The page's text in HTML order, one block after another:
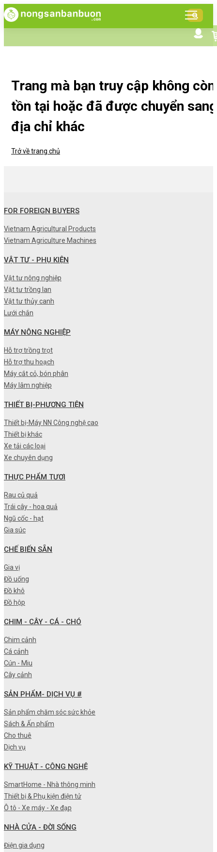
MỤC
Trang mà bạn truy cập không còn
tồn tại hoặc đã được chuyển sang
địa chỉ khác
Trở về trang chủ
FOR FOREIGN BUYERS
Vietnam Agricultural Products
Vietnam Agriculture Machines
VẬT TƯ - PHỤ KIỆN
Vật tư nông nghiệp
Vật tư trồng lan
Vật tư thủy canh
Lưới chắn
MÁY NÔNG NGHIỆP
Hỗ trợ trồng trọt
Hỗ trợ thu hoạch
Máy cắt cỏ, bón phân
Máy lâm nghiệp
THIẾT BỊ-PHƯƠNG TIỆN
Thiết bị-Máy NN Công nghệ cao
Thiết bị khác
Xe tải các loại
Xe chuyên dụng
THỰC PHẨM TƯƠI
Rau củ quả
Trái cây - hoa quả
Ngũ cốc - hạt
Gia súc
CHẾ BIẾN SẴN
Gia vị
Đồ uống
Đồ khô
Đồ hộp
CHIM - CÂY - CÁ - CHÓ
Chim cảnh
Cá cảnh
Cún - Miu
Cây cảnh
SẢN PHẨM- DỊCH VỤ #
Sản phẩm chăm sóc sức khỏe
Sách & Ấn phẩm
Cho thuê
Dịch vụ
KỸ THUẬT - CÔNG NGHỆ
SmartHome - Nhà thông minh
Thiết bị & Phụ kiện điện tử
Ô tô - Xe máy - Xe đạp
NHÀ CỬA - ĐỜI SỐNG
Điện gia dụng